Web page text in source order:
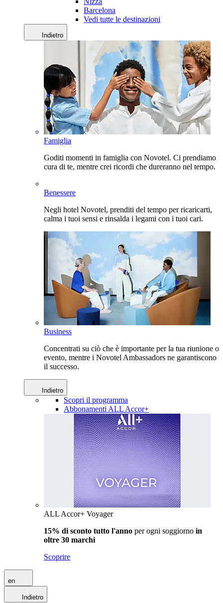
Barcelona
Vedi tutte le destinazioni
Indietro
Famiglia
Goditi momenti in famiglia con Novotel. Ci prendiamo
cura di te, mentre crei ricordi che dureranno nel tempo.
Benessere
Negli hotel Novotel, prenditi del tempo per ricaricarti,
calma i tuoi sensi e rinsalda i legami con i tuoi cari.
Business
Concentrati su ciò che è importante per la tua riunione o
evento, mentre i Novotel Ambassadors ne garantiscono
il successo.
Indietro
Scopri il programma
Abbonamenti ALL Accor+
ALL Accor+ Voyager
15% di sconto tutto l'anno per ogni soggiorno in
oltre 30 marchi
Scoprire
en
Indietro